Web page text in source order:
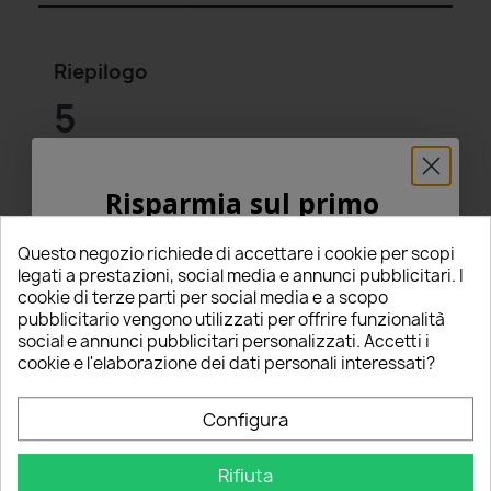
Riepilogo
5
Seleziona un punteggio per filtrare le recensioni.
5 starstarstarstarstar (10)
4 starstarstarstarstar_border (0)
3 starstarstarstar_borderstar_border (0)
2 starstarstar_border star_borderstar_border (0)
1 starstar_borderstar_borderstar_borderstar_border (0)
Scrivi una recensione
Questo negozio richiede di accettare i cookie per scopi
legati a prestazioni, social media e annunci pubblicitari. I
cookie di terze parti per social media e a scopo
pubblicitario vengono utilizzati per offrire funzionalità
social e annunci pubblicitari personalizzati. Accetti i
cookie e l'elaborazione dei dati personali interessati?
Configura
Rifiuta
Risparmia sul primo
5% PER TE!
Inserisci la tua email qui sotto per ricevere il
5% DI SCONTOsul tuo primo ordine!
Nome